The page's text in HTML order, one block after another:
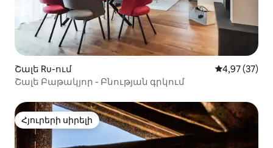
Շալե Ru-ում Միջին
4,97 (37)
Շալե Բաթակյոր - Բնության գրկում
Հյուրերի սիրելի
Հյուրերի սիրելի